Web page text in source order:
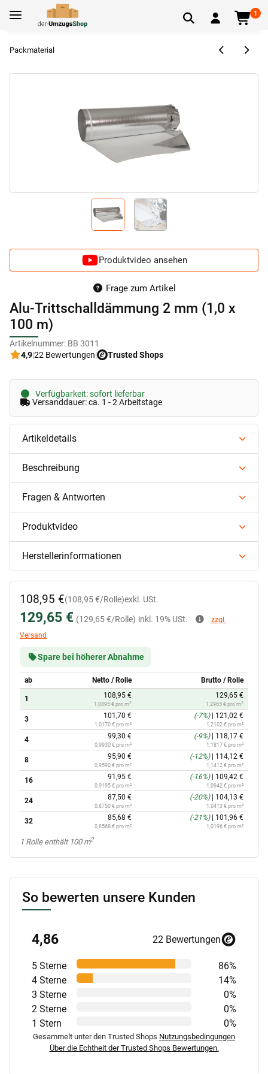
1
Packmaterial
Produktvideo ansehen
Frage zum Artikel
Alu-Trittschalldämmung 2 mm (1,0 x
100 m)
Artikelnummer: BB 3011
4,9|22 Bewertungen| Trusted Shops
Verfügbarkeit: sofort lieferbar
Versanddauer: ca. 1 - 2 Arbeitstage
Artikeldetails
Beschreibung
Fragen & Antworten
Produktvideo
Herstellerinformationen
108,95 €(108,95 €/Rolle)exkl. USt.
129,65 € (129,65 €/Rolle) inkl. 19% USt.
zzgl.
Versand
Spare bei höherer Abnahme
ab Netto / Rolle Brutto / Rolle
1 108,95 €
1,0895 € pro m2
129,65 €
1,2965 € pro m2
3 101,70 €
1,0170 € pro m²
(-7%) 121,02 €
1,2102 € pro m²
4 99,30 €
0,9930 € pro m²
(-9%) 118,17 €
1,1817 € pro m²
8 95,90 €
0,9590 € pro m²
(-12%) 114,12 €
1,1412 € pro m²
16 91,95 €
0,9195 € pro m²
(-16%) 109,42 €
1,0942 € pro m²
24 87,50 €
0,8750 € pro m²
(-20%) 104,13 €
1,0413 € pro m²
32 85,68 €
0,8568 € pro m²
(-21%) 101,96 €
1,0196 € pro m²
x1 Rolle enthält 100 m2
So bewerten unsere Kunden
4,86 22 Bewertungen
5 Sterne
86%
4 Sterne
14%
3 Sterne
0%
2 Sterne
0%
1 Stern
0%
Gesammelt unter den Trusted Shops Nutzungsbedingungen
Über die Echtheit der Trusted Shops Bewertungen.